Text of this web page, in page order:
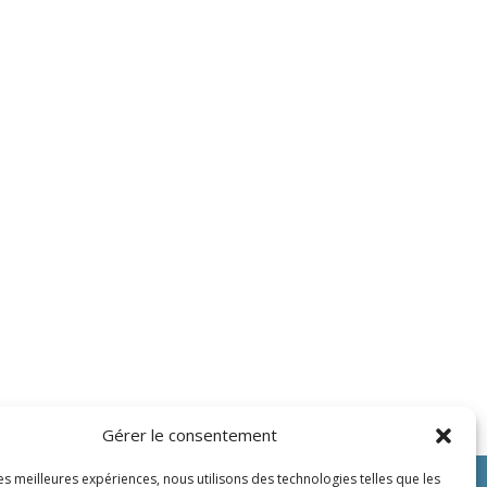
Gérer le consentement
meilleures expériences, nous utilisons des technologies telles que les